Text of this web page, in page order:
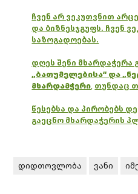
ჩვენ არ ვეკუთვნით
და ბიზნესჯგუფს. ჩვენ
საზოგადოებას.
დღეს შენი მხარდაჭერა
„ბათუმელებისა“ და
მხარდამჭერი, თუნდაც
წესებსა და პირობებს
გაეცნო მხარდაჭერის
დიდთოვლობა ვანი